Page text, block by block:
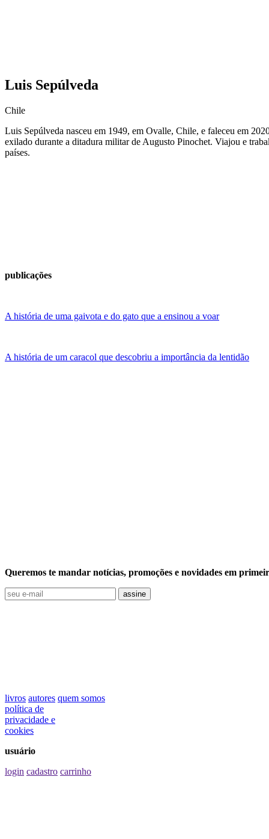
Luis Sepúlveda
Chile
Luis Sepúlveda nasceu em 1949, em Ovalle, Chile, e faleceu em
exilado durante a ditadura militar de Augusto Pinochet. Viajou e
países.
publicações
A história de uma gaivota e do gato que a ensinou a voar
A história de um caracol que descobriu a importância da lentidão
Queremos te mandar notícias, promoções e novidades em
assine
livros autores quem somos
política de
privacidade e
cookies
usuário
login cadastro carrinho